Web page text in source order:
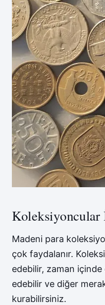
Madeni para
çok faydalanır.
edebilir, zaman
edebilir ve diğer
kurabilirsiniz.